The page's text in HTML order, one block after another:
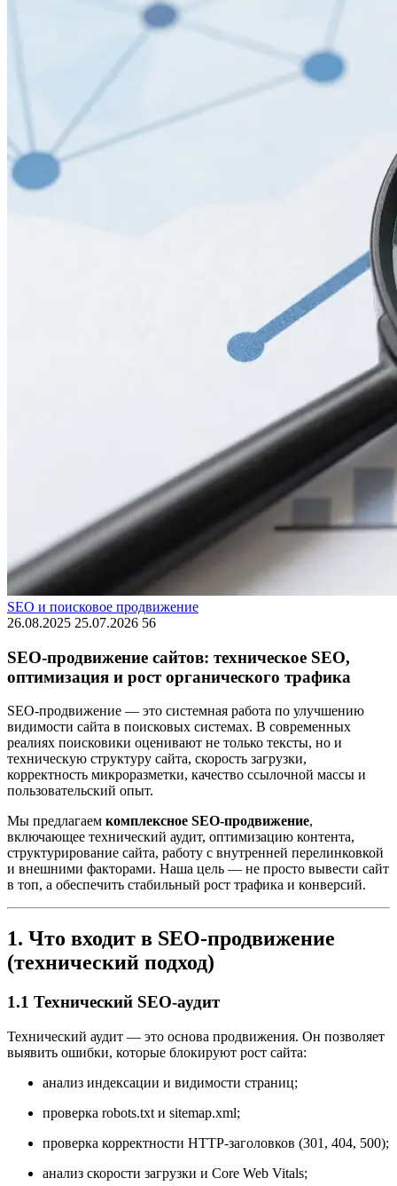
SEO и поисковое продвижение
26.08.2025 25.07.2026 56
SEO-продвижение сайтов: техническое SEO,
оптимизация и рост органического трафика
SEO-продвижение — это системная работа по улучшению
видимости сайта в поисковых системах. В современных
реалиях поисковики оценивают не только тексты, но и
техническую структуру сайта, скорость загрузки,
корректность микроразметки, качество ссылочной массы и
пользовательский опыт.
Мы предлагаем комплексное SEO-продвижение,
включающее технический аудит, оптимизацию контента,
структурирование сайта, работу с внутренней перелинковкой
и внешними факторами. Наша цель — не просто вывести сайт
в топ, а обеспечить стабильный рост трафика и конверсий.
1. Что входит в SEO-продвижение
(технический подход)
1.1 Технический SEO-аудит
Технический аудит — это основа продвижения. Он позволяет
выявить ошибки, которые блокируют рост сайта:
анализ индексации и видимости страниц;
проверка robots.txt и sitemap.xml;
проверка корректности HTTP-заголовков (301, 404, 500);
анализ скорости загрузки и Core Web Vitals;